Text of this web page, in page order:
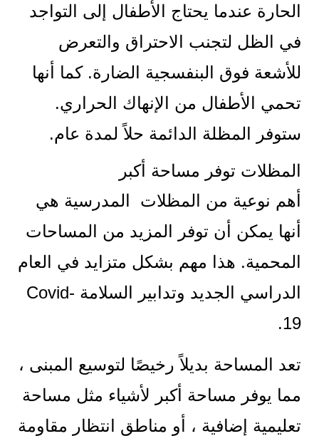
الحارة عندما يحتاج الأطفال إلى التواجد
في الظل لتجنب الاحتراق والتعرض
للأشعة فوق البنفسجية الضارة. كما أنها
تحمي الأطفال من الإنهاك الحراري.
ستوفر المظلة الدائمة حلاً لمدة عام.
المظلات توفر مساحة أكبر
أهم نوعية من المظلات المدرسية هي
أنها يمكن أن توفر المزيد من المساحات
المحمية. هذا مهم بشكل متزايد في العام
الدراسي الجديد وتدابير السلامة Covid-
19.
تعد المساحة بديلاً رخيصًا لتوسيع المبنى ،
مما يوفر مساحة أكبر لأشياء مثل مساحة
تعليمية إضافية ، أو مناطق انتظار مقاومة